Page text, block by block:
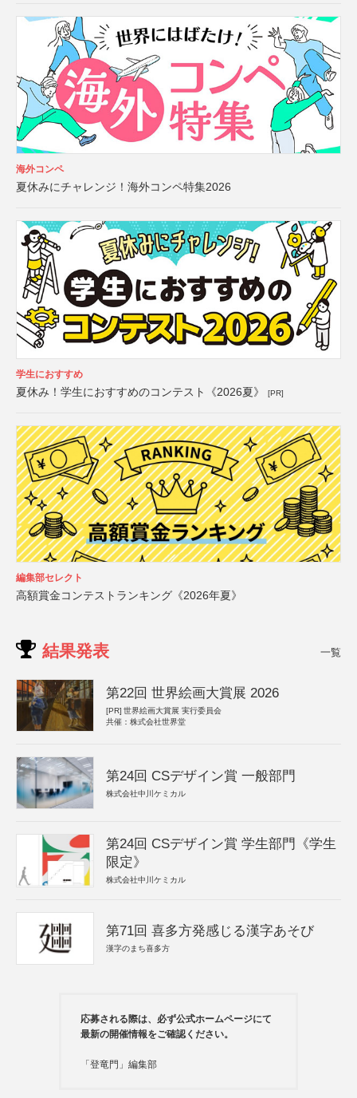
海外コンペ
夏休みにチャレンジ！海外コンペ特集2026
学生におすすめ
夏休み！学生におすすめのコンテスト《2026夏》 [PR]
編集部セレクト
高額賞金コンテストランキング《2026年夏》
結果発表 一覧
第22回 世界絵画大賞展 2026
[PR] 世界絵画大賞展 実行委員会
共催：株式会社世界堂
第24回 CSデザイン賞 一般部門
株式会社中川ケミカル
第24回 CSデザイン賞 学生部門《学生
限定》
株式会社中川ケミカル
第71回 喜多方発感じる漢字あそび
漢字のまち喜多方
応募される際は、必ず公式ホームページにて
最新の開催情報をご確認ください。
「登竜門」編集部